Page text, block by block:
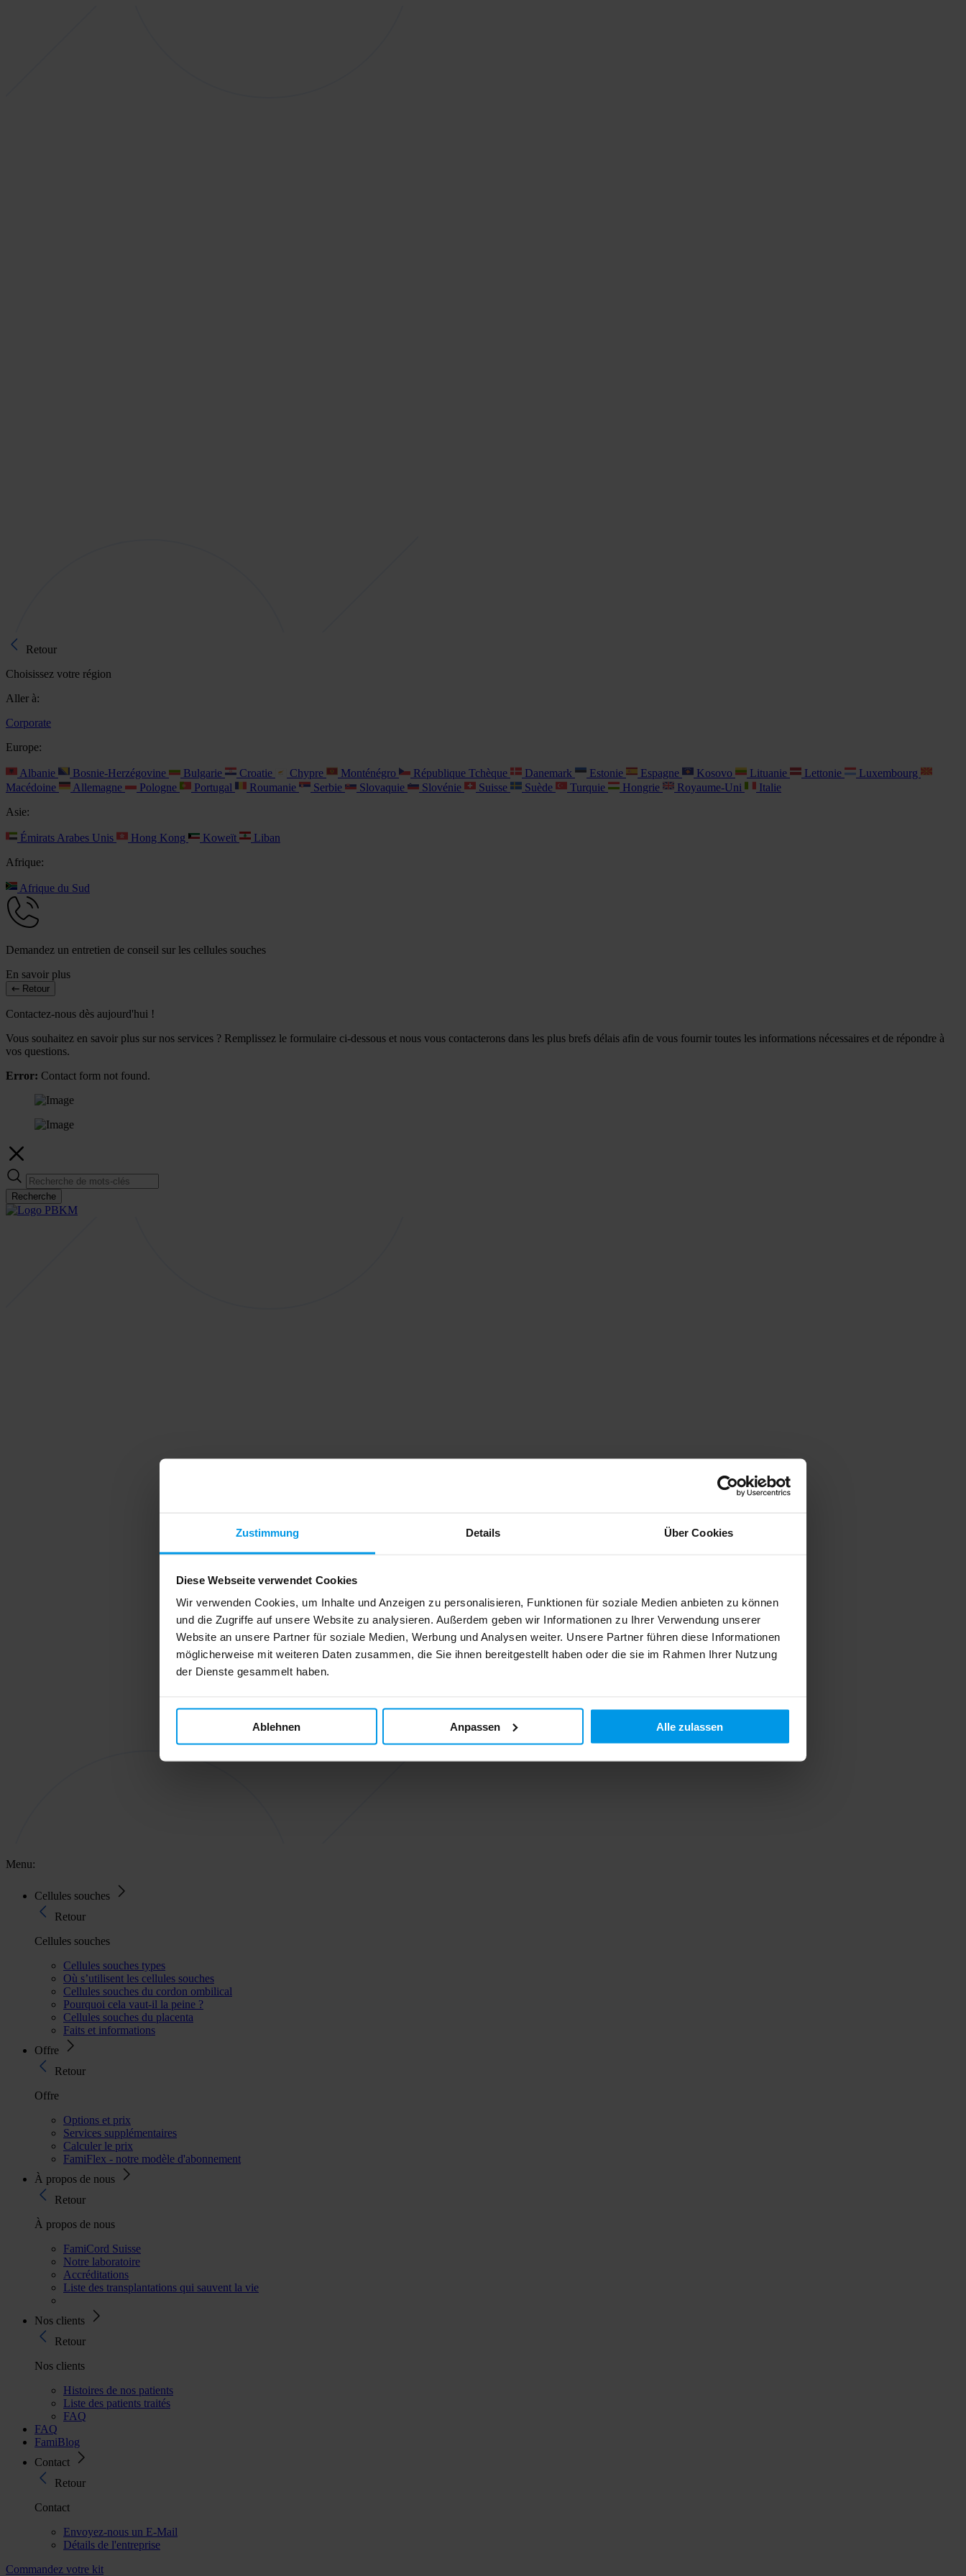
Zustimmung Details Über Cookies
Diese Webseite verwendet Cookies
Wir verwenden Cookies, um Inhalte und Anzeigen zu personalisieren, Funktionen für soziale Medien anbieten zu können
und die Zugriffe auf unsere Website zu analysieren. Außerdem geben wir Informationen zu Ihrer Verwendung unserer
Website an unsere Partner für soziale Medien, Werbung und Analysen weiter. Unsere Partner führen diese Informationen
möglicherweise mit weiteren Daten zusammen, die Sie ihnen bereitgestellt haben oder die sie im Rahmen Ihrer Nutzung
der Dienste gesammelt haben.
Ablehnen Anpassen Alle zulassen
Retour
Choisissez votre région
Aller à:
Corporate
Europe:
Albanie Bosnie-Herzégovine Bulgarie Croatie Chypre Monténégro République Tchèque Danemark Estonie Espagne Kosovo Lituanie Lettonie
Luxembourg
Macédoine
Allemagne Pologne Portugal Roumanie Serbie Slovaquie Slovénie Suisse Suède Turquie Hongrie Royaume-Uni
Italie
Asie:
Émirats Arabes Unis Hong Kong Koweït
Liban
Afrique:
Afrique du Sud
Demandez un entretien de conseil sur les cellules souches
En savoir plus
Retour
Contactez-nous dès aujourd'hui !
Vous souhaitez en savoir plus sur nos services ? Remplissez le formulaire ci-dessous et nous vous contacterons dans les plus brefs délais afin de vous fournir toutes les informations nécessaires et de répondre à
vos questions.
Error: Contact form not found.
Recherche
Menu:
Cellules souches
Retour
Cellules souches
Cellules souches types
Où s’utilisent les cellules souches
Cellules souches du cordon ombilical
Pourquoi cela vaut-il la peine ?
Cellules souches du placenta
Faits et informations
Offre
Retour
Offre
Options et prix
Services supplémentaires
Calculer le prix
FamiFlex - notre modèle d'abonnement
À propos de nous
Retour
À propos de nous
FamiCord Suisse
Notre laboratoire
Accréditations
Liste des transplantations qui sauvent la vie
Nos clients
Retour
Nos clients
Histoires de nos patients
Liste des patients traités
FAQ
FAQ
FamiBlog
Contact
Retour
Contact
Envoyez-nous un E-Mail
Détails de l'entreprise
Commandez votre kit